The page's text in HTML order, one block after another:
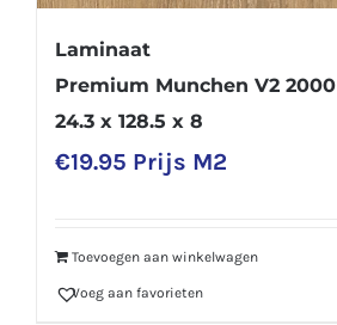
Laminaat
Premium Munchen V2 2000
24.3 x 128.5 x 8
€19.95 Prijs M2
Toevoegen aan winkelwagen
Voeg aan favorieten